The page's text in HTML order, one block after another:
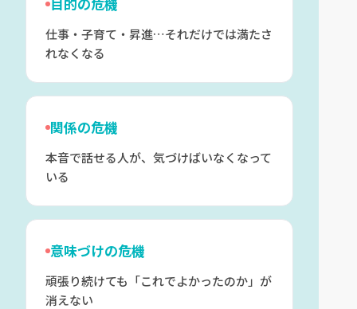
仕事・子育て・昇進…それだけでは満たさ
れなくなる
関係の危機
本音で話せる人が、気づけばいなくなって
いる
意味づけの危機
頑張り続けても「これでよかったのか」が
消えない